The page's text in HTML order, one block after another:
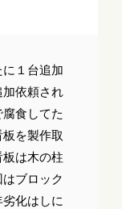
１台追加
依頼され
食してた
を製作取
は木の柱
ブロック
化はしに